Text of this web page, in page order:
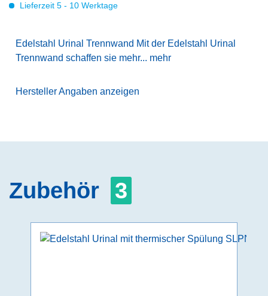
Lieferzeit 5 - 10 Werktage
Edelstahl Urinal Trennwand Mit der Edelstahl Urinal
Trennwand schaffen sie mehr... mehr
Hersteller Angaben anzeigen
Zubehör 3